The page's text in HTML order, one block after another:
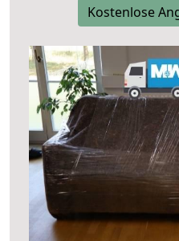
Kostenlose